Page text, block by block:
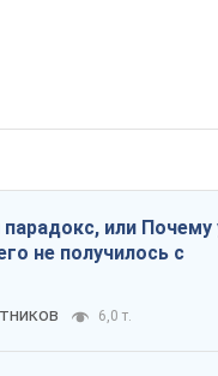
парадокс, или Почему
не получилось с
6,0 т.